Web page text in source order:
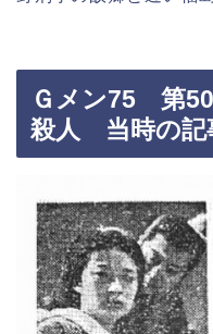
Ｇメン75 第
殺人 当時の記